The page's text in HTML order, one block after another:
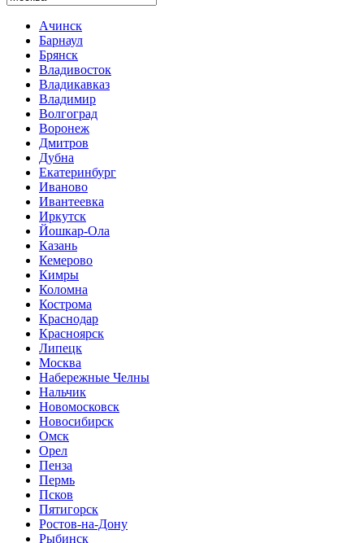
Ачинск
Барнаул
Брянск
Владивосток
Владикавказ
Владимир
Волгоград
Воронеж
Дмитров
Дубна
Екатеринбург
Иваново
Ивантеевка
Иркутск
Йошкар-Ола
Казань
Кемерово
Кимры
Коломна
Кострома
Краснодар
Красноярск
Липецк
Москва
Набережные Челны
Нальчик
Новомосковск
Новосибирск
Омск
Орел
Пенза
Пермь
Псков
Пятигорск
Ростов-на-Дону
Рыбинск